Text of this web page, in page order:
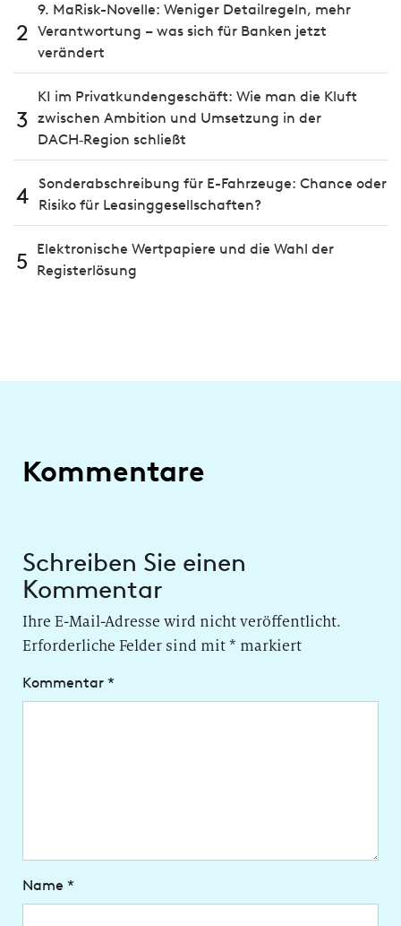
2
9. MaRisk-Novelle: Weniger Detailregeln, mehr
Verantwortung – was sich für Banken jetzt
verändert
3
KI im Privatkundengeschäft: Wie man die Kluft
zwischen Ambition und Umsetzung in der
DACH‑Region schließt
4 Sonderabschreibung für E-Fahrzeuge: Chance oder
Risiko für Leasinggesellschaften?
5
Elektronische Wertpapiere und die Wahl der
Registerlösung
Kommentare
Schreiben Sie einen
Kommentar
Ihre E-Mail-Adresse wird nicht veröffentlicht.
Erforderliche Felder sind mit* markiert
Kommentar *
Name *